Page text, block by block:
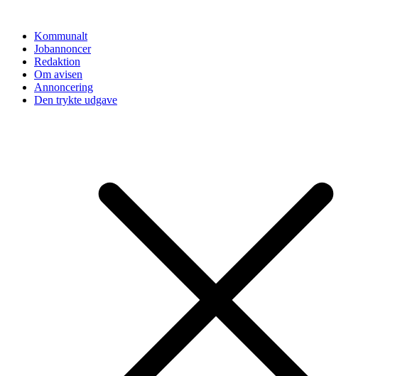
indholdKommunalt
Jobannoncer
Redaktion
Om avisen
Annoncering
Den trykte udgave